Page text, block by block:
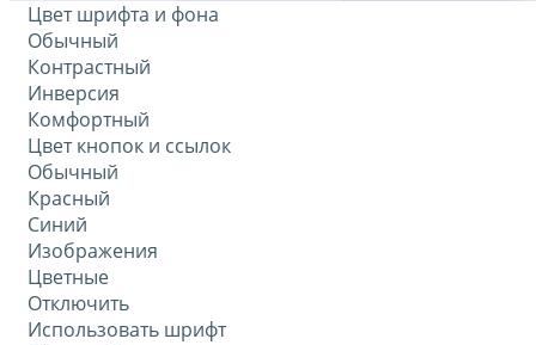
Цвет шрифта и фона
Обычный
Контрастный
Инверсия
Комфортный
Цвет кнопок и ссылок
Обычный
Красный
Синий
Изображения
Цветные
Отключить
Использовать шрифт